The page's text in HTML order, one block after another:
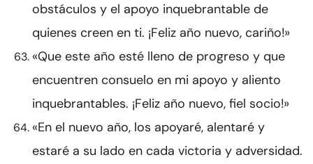
obstáculos y el apoyo inquebrantable de
quienes creen en ti. ¡Feliz año nuevo, cariño!»
«Que este año esté lleno de progreso y que
encuentren consuelo en mi apoyo y aliento
inquebrantables. ¡Feliz año nuevo, fiel socio!»
«En el nuevo año, los apoyaré, alentaré y
estaré a su lado en cada victoria y adversidad.